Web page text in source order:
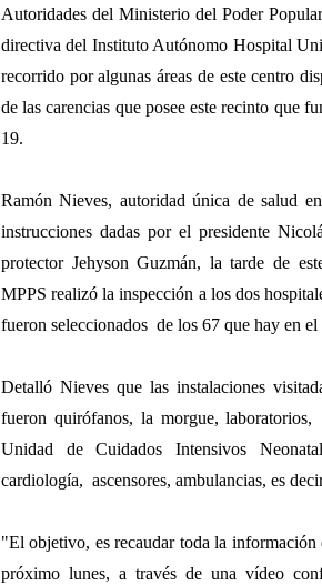
Autoridades del Ministerio del Poder
directiva del Instituto Autónomo Hospital
recorrido por algunas áreas de este centro
de las carencias que posee este recinto que
19.
Ramón Nieves, autoridad única de salud
instrucciones dadas por el presidente
protector Jehyson Guzmán, la tarde de
MPPS realizó la inspección a los dos
fueron seleccionados de los 67 que hay en el
Detalló Nieves que las instalaciones
fueron quirófanos, la morgue,
Unidad de Cuidados Intensivos
cardiología, ascensores, ambulancias, es
"El objetivo, es recaudar toda la información
próximo lunes, a través de una vídeo